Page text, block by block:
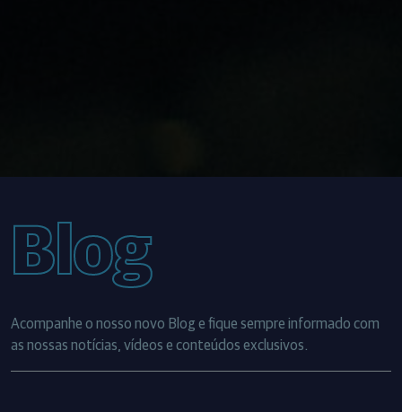
Blog
Acompanhe o nosso novo Blog e fique sempre informado com
as nossas notícias, vídeos e conteúdos exclusivos.